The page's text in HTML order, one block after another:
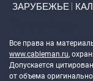
ЗАРУБЕЖЬЕ
Все права на
www.cableman.ru,
Допускается
от объема